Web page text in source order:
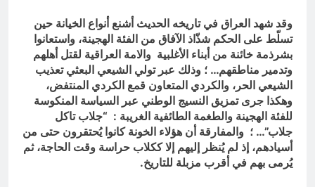
وقد شهد العراق في تاريخه الحديث أشنع أنواع الخيانة حين
تسلّط على الحكم شذّاذ الآفاق من الفئة الهجينة، واستعانوا
بشرذمة خائنة من أبناء الأغلبية والامة العراقية لقتل أهلهم
وتدمير مناطقهم… ؛ وذلك عبر تولي الشيعي البعثي تعذيب
الشيعي الحر، والكردي المتعاون قمع الكردي المنتفض،
وهكذا جرى تمزيق النسيج الوطني عبر السياسة المنكوسة
للفئة الهجينة والطغمة الطائفية الغريبة : “جلاب تاكل
جلاب”… ؛ والمفارقة أن هؤلاء الخونة كانوا يُحتقرون حتى من
أسيادهم، إذ لم يُنظر إليهم إلا ككلاب حراسة وقت الحاجة، ثم
يُرمى بهم في أقرب مزبلة للتاريخ.